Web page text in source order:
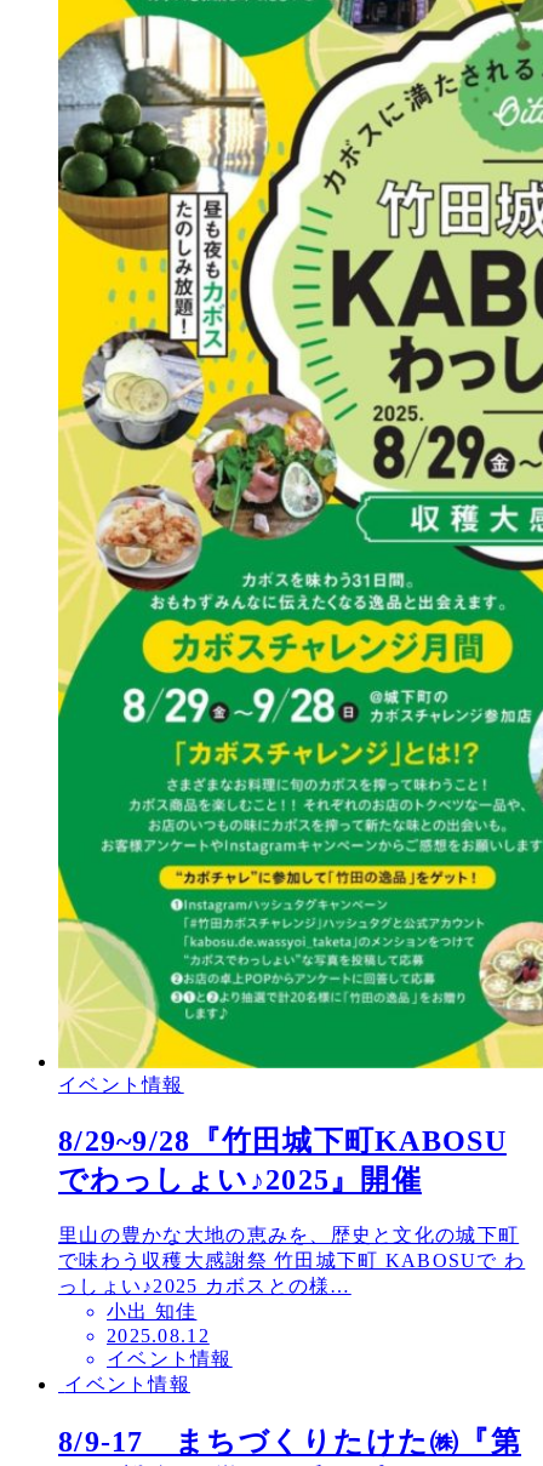
イベント情報
8/29~9/28『竹田城下町KABOSU
でわっしょい♪2025』開催
里山の豊かな大地の恵みを、歴史と文化の城下町
で味わう収穫大感謝祭 竹田城下町 KABOSUで わ
っしょい♪2025 カボスとの様…
小出 知佳
投
稿
日
2025.08.12
イベント情報
イベント情報
8/9-17 まちづくりたけた㈱『第